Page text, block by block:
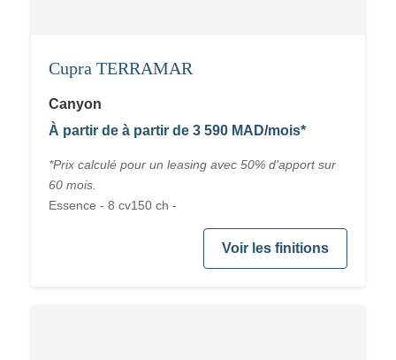
Cupra TERRAMAR
Canyon
À partir de à partir de 3 590 MAD/mois*
*Prix calculé pour un leasing avec 50% d'apport sur
60 mois.
Essence - 8 cv150 ch -
Voir les finitions